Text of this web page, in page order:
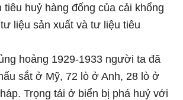
tiêu huỷ hàng đống của cải khổng
liệu sản xuất và tư liệu tiêu
hoảng 1929-1933 người ta đã
sắt ở Mỹ, 72 lò ở Anh, 28 lò ở
Trọng tải ở biển bị phá huỷ với